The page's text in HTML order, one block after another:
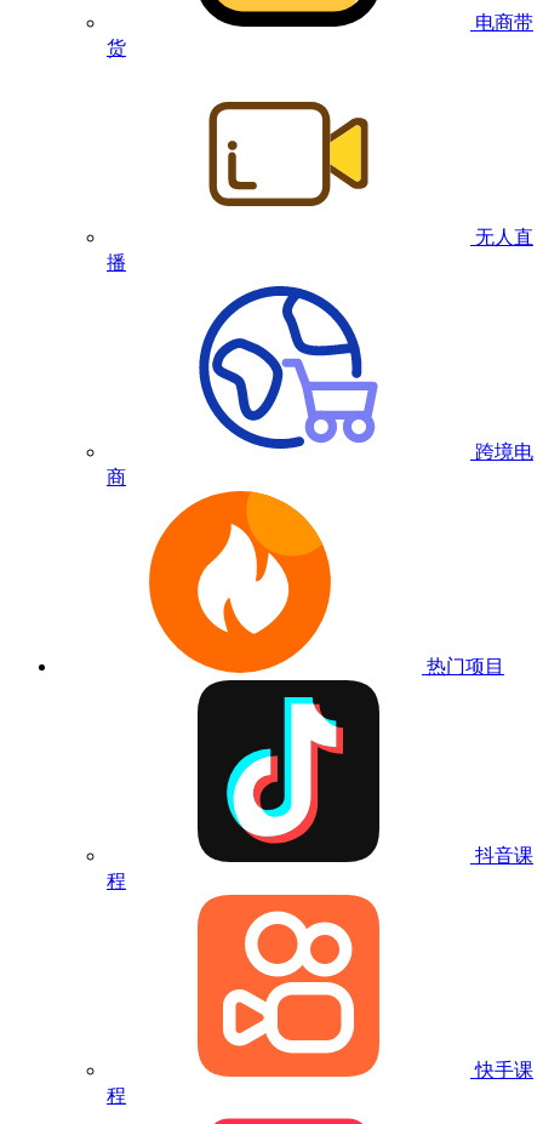
电商带
货
无人直
播
跨境电
商
热门项目
抖音课
程
快手课
程